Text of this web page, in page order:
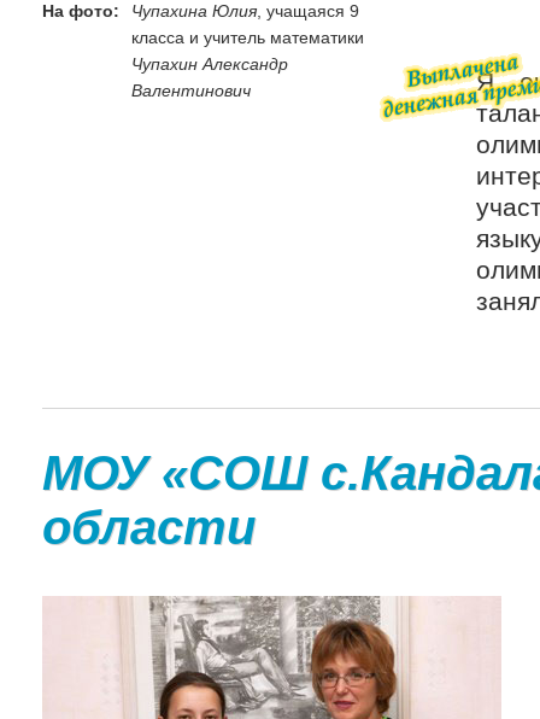
На фото: Чупахина Юлия , учащаяся 9
класса и учитель математики
Чупахин Александр
Валентинович
Я
МОУ «СОШ
области